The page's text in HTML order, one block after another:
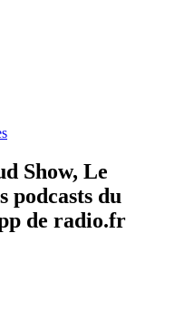
Show, Le
podcasts du
de radio.fr